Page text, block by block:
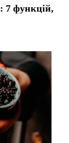
7 функцій,